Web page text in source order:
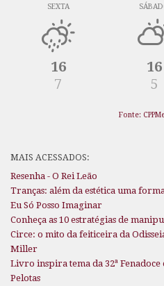
SEXTA
16
7
16
5
Fonte:
MAIS ACESSADOS:
Resenha - O Rei Leão
Tranças: além da estética uma
Eu Só Posso Imaginar
Conheça as 10 estratégias de
Circe: o mito da feiticeira da
Miller
Livro inspira tema da 32ª
Pelotas